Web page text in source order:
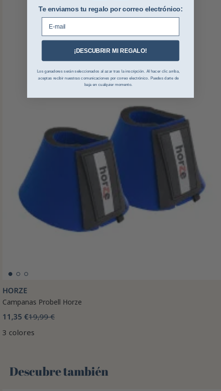
HORZE
Campanas Probell Horze
11,35 €19,99 €
3 colores
Descubre también 🌻
Te enviamos tu regalo por correo electrónico:
E-mail
¡DESCUBRIR MI REGALO!
Los ganadores serán seleccionados al azar tras la inscripción. Al hacer clic arriba,
aceptas recibir nuestras comunicaciones por correo electrónico. Puedes darte de
baja en cualquier momento.